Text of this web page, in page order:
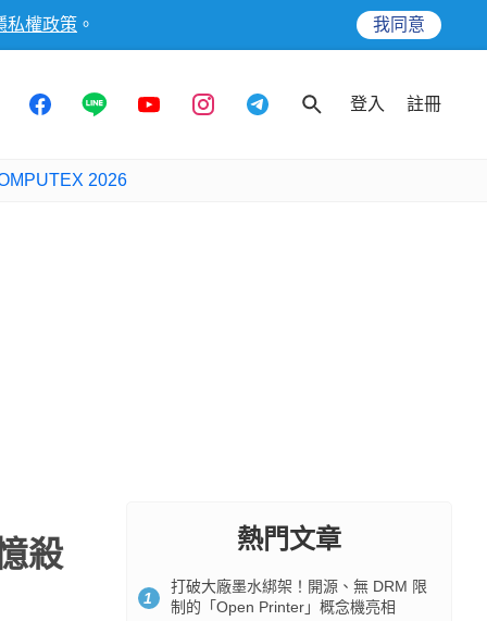
私權政策 。 我同意
登入 註冊
2026
殺 熱門文章
1
打破大廠墨水綁架！開源、無 DRM 限
制的「Open Printer」概念機亮相